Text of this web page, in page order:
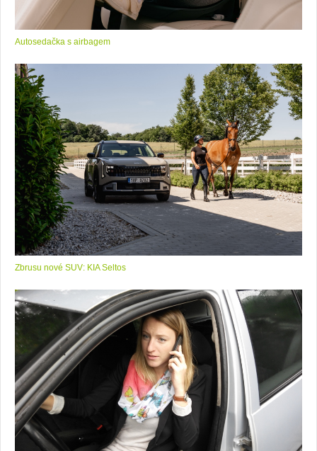
Autosedačka s airbagem
Zbrusu nové SUV: KIA Seltos